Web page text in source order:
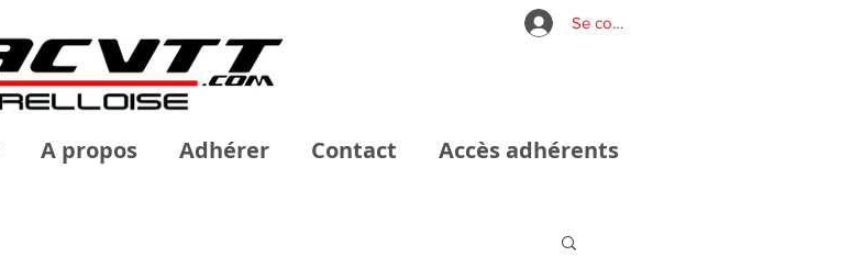
Se connecter
A propos Adhérer Contact Accès adhérents